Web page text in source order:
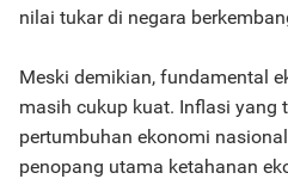
nilai tukar di negara
Meski demikian, fundamental
masih cukup kuat. Inflasi yang
pertumbuhan ekonomi
penopang utama ketahanan